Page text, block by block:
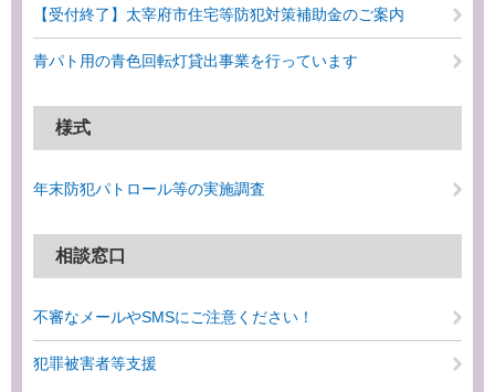
【受付終了】太宰府市住宅等防犯対策補助金のご案内
青パト用の青色回転灯貸出事業を行っています
様式
年末防犯パトロール等の実施調査
相談窓口
不審なメールやSMSにご注意ください！
犯罪被害者等支援